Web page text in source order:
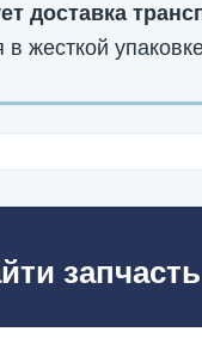
доставка
в жесткой